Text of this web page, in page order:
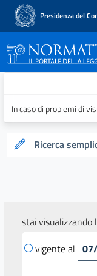
Presidenza del
In caso di problemi di
Ricerca
stai visualizzando
vigente al